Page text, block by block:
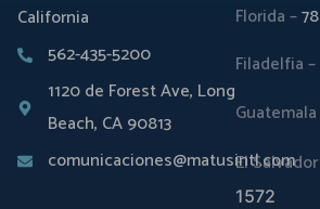
Florida –
Filadelfia –
El
1572
California
562-435-5200
1120 de Forest Ave, Long
Beach, CA 90813
comunicaciones@matusintl.com